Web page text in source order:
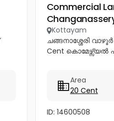
Commercial
Kottayam
ചങ്ങനാശ്ശേരി
Cent കൊമേഴ്സ്യൽ
Area
20 Cent
ID: 14600508